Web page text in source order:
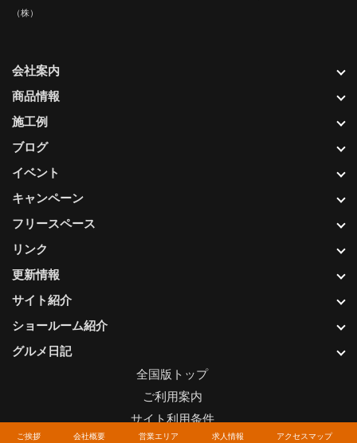
ご挨拶 会社概要 営業エリア 求人情報 アクセスマップ
（株）
更新情報
サイト紹介
ショールーム紹介
グルメ日記
会社案内
商品情報
施工例
ブログ
イベント
キャンペーン
フリースペース
リンク
全国版トップ
ご利用案内
サイト利用条件